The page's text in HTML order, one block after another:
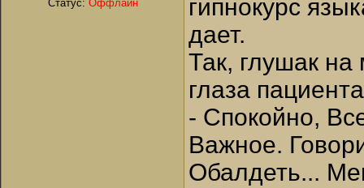
Статус: Оффлайн
гипнокурс
дает.
Так, глушак
глаза
- Спокойно,
Важное.
Обалдеть...